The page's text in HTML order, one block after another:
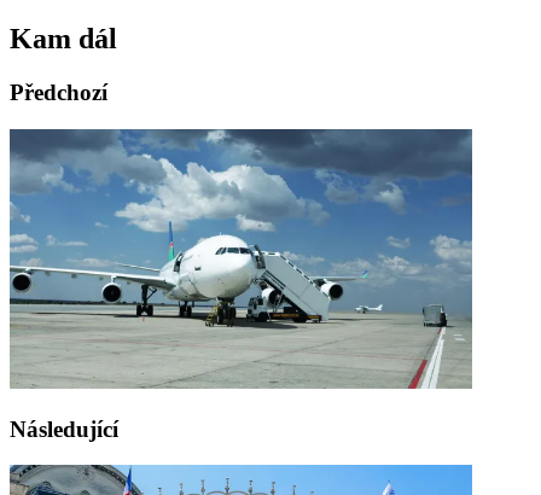
Kam dál
Předchozí
Následující